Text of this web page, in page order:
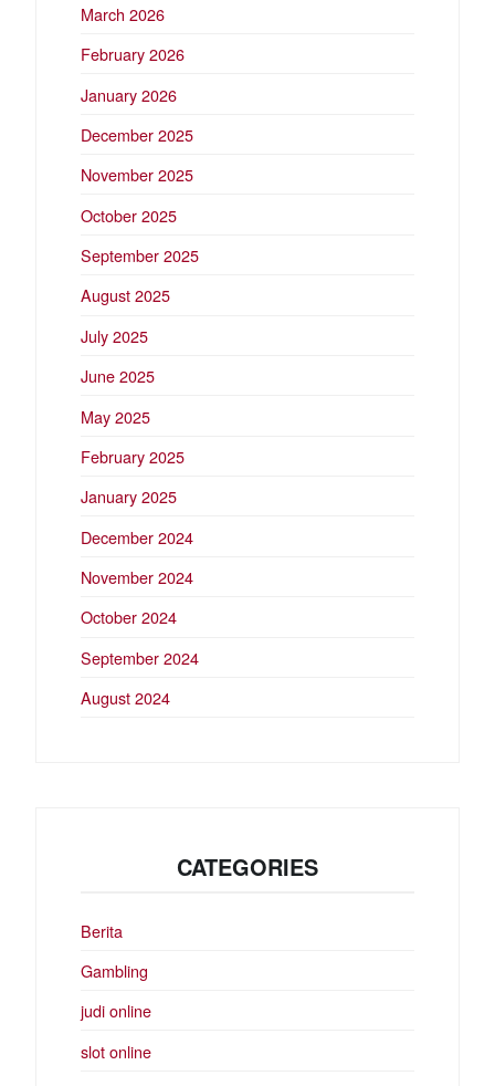
March 2026
February 2026
January 2026
December 2025
November 2025
October 2025
September 2025
August 2025
July 2025
June 2025
May 2025
February 2025
January 2025
December 2024
November 2024
October 2024
September 2024
August 2024
CATEGORIES
Berita
Gambling
judi online
slot online